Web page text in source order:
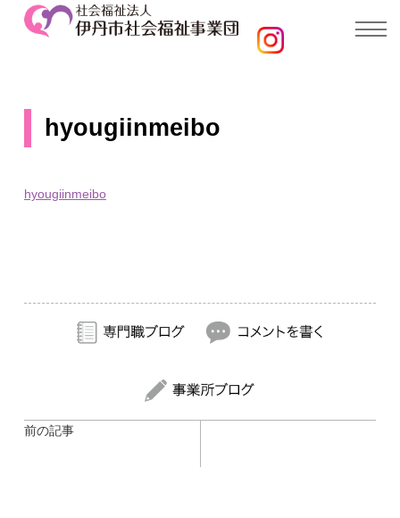
hyougiinmeibo
hyougiinmeibo
前の記事